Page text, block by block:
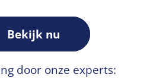
Bekijk nu
door onze experts: